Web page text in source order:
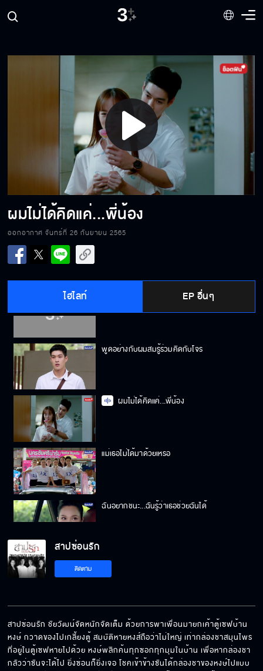
Play
Video
ผมไม่ได้คิดแค่...พี่น้อง
ออกอากาศ จันทร์ที่ 26 กันยายน 2565
ไฮไลท์ EP อื่นๆ
คุณใช่แม่หนูจริง ๆ เหรอ
เมื่อไหร่จะเลิกมองว่าคุณแม่เป็นคนร้าย
เป็นไปได้มั้ยว่าเป็นการฆ่าอำพรางคดี
พูดอย่างกับผมสมรู้ร่วมคิดกับโจร
ผมไม่ได้คิดแค่...พี่น้อง
แม่เธอไม่ได้มาด้วยเหรอ
ฉันอยากชนะ...ฉันรู้ว่าเธอช่วยฉันได้
แกจะงัดข้อกับฉันจริง ๆ ใช่มั้ย
ถ้าพี่ซันเก่งมาก ทำไมไม่ทำเอง
สาปซ่อนรัก
ติดตาม
สาปซ่อนรัก ชัยวัฒน์จัดหนักจัดเต็ม ด้วยการพาเพื่อนมายกเค้าตู้เซฟบ้าน
หงษ์ กวาดของไปเกลี้ยงตู้ สมบัติหายหงส์ถือว่าไม่ใหญ่ เท่ากล่องชาสมุนไพร
ที่อยู่ในตู้เซฟหายไปด้วย หงษ์พลิกค้นทุกซอกทุกมุมในบ้าน เพื่อหากล่องชา
กลัวว่าซันจะได้ไป ยิ่งซ่อนก็ยิ่งเจอ โชคเข้าข้างซันได้กล่องชาของหงษ์ไปแบบ